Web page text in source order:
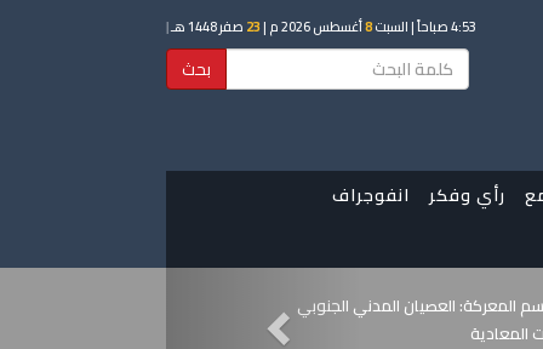
4:53 صباحاً | السبت8أغسطس 2026 م | 23 صفر 1448 هـ |
بحث
رأي وفكر انفوجراف
دماء الأبطال ترسم معالم النضال
الحوثي